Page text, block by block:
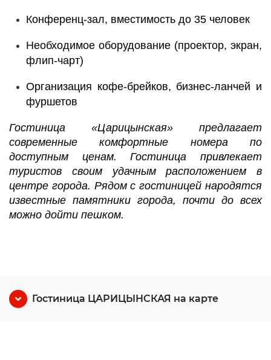
Конференц-зал, вместимость до 35 человек
Необходимое оборудование (проектор, экран,
флип-чарт)
Организация кофе-брейков, бизнес-ланчей и
фуршетов
Гостиница «Царицынская» предлагает
современные комфортные номера по
доступным ценам. Гостиница привлекает
туристов своим удачным расположением в
центре города. Рядом с гостиницей народятся
известные памятники города, почти до всех
можно дойти пешком.
Гостиница ЦАРИЦЫНСКАЯ на карте